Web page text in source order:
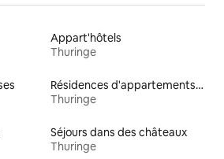
Appart'hôtels
Thuringe
Résidences d'appartements en location
Thuringe
Séjours dans des châteaux
Thuringe